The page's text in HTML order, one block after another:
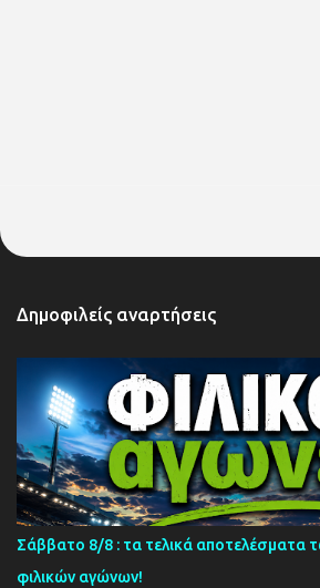
Δημοφιλείς αναρτήσεις
Σάββατο 8/8 : τα τελικά αποτελέσματα
φιλικών αγώνων!